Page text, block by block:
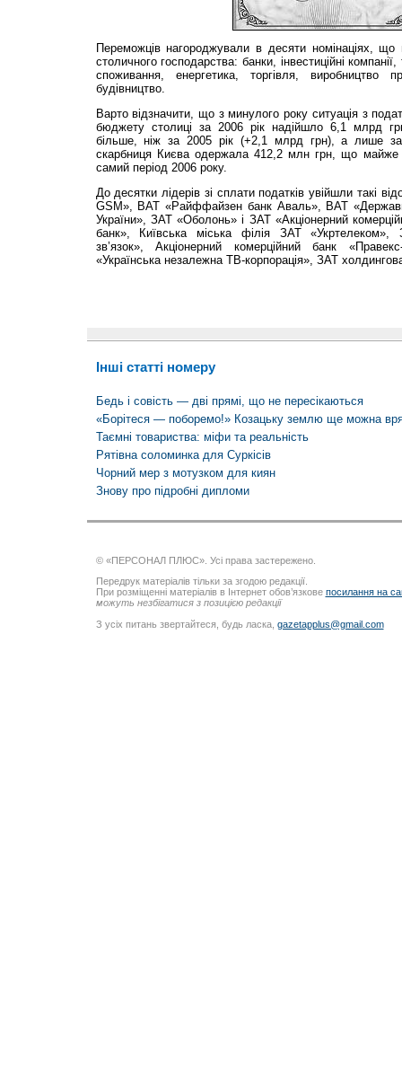
Переможців нагороджували в десяти номінаціях, що
столичного господарства: банки, інвестиційні
споживання, енергетика, торгівля, виробництво
будівництво.
Варто відзначити, що з минулого року ситуація з
бюджету столиці за 2006 рік надійшло 6,1 млрд
більше, ніж за 2005 рік (+2,1 млрд грн), а лише
скарбниця Києва одержала 412,2 млн грн, що майже
самий період 2006 року.
До десятки лідерів зі сплати податків увійшли такі
GSM», ВАТ «Райффайзен банк Аваль», ВАТ
України», ЗАТ «Оболонь» і ЗАТ «Акціонерний
банк», Київська міська філія ЗАТ «Укртелеком»,
зв’язок», Акціонерний комерційний банк
«Українська незалежна ТВ-корпорація», ЗАТ
Інші статті номеру
Бедь і совість — дві прямі, що не пересікаються
«Борітеся — поборемо!» Козацьку землю ще можна
Таємні товариства: міфи та реальність
Рятівна соломинка для Суркісів
Чорний мер з мотузком для киян
Знову про підробні дипломи
© «ПЕРСОНАЛ ПЛЮС». Усі права застережено.
Передрук матеріалів тільки за згодою редакції.
При розміщенні матеріалів в Інтернет обов’язкове посилання на
можуть незбігатися з позицією редакції
З усіх питань звертайтеся, будь ласка, gazetapplus@gmail.com